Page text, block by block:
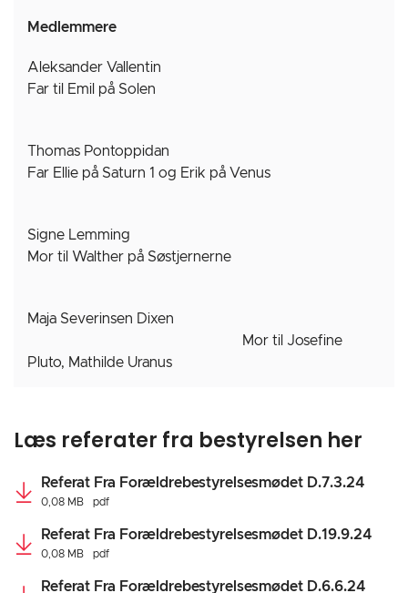
Medlemmere
Aleksander Vallentin
Far til Emil på Solen
Thomas Pontoppidan
Far Ellie på Saturn 1 og Erik på Venus
Signe Lemming
Mor til Walther på Søstjernerne
Maja Severinsen Dixen
Mor til Josefine
Pluto, Mathilde Uranus
Læs referater fra bestyrelsen her
Referat Fra Forældrebestyrelsesmødet D.7.3.24
0,08 MB pdf
Referat Fra Forældrebestyrelsesmødet D.19.9.24
0,08 MB pdf
Referat Fra Forældrebestyrelsesmødet D.6.6.24